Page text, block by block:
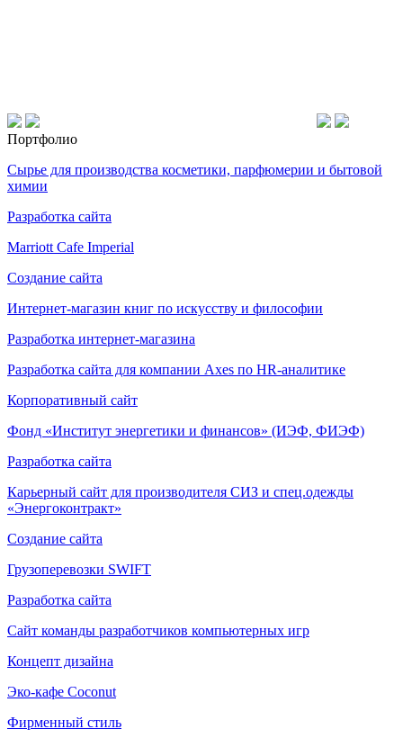
Портфолио
Сырье для производства косметики, парфюмерии и бытовой
химии
Разработка сайта
Marriott Cafe Imperial
Создание сайта
Интернет-магазин книг по искусству и философии
Разработка интернет-магазина
Разработка сайта для компании Axes по HR-аналитике
Корпоративный сайт
Фонд «Институт энергетики и финансов» (ИЭФ, ФИЭФ)
Разработка сайта
Карьерный сайт для производителя СИЗ и спец.одежды
«Энергоконтракт»
Создание сайта
Грузоперевозки SWIFT
Разработка сайта
Сайт команды разработчиков компьютерных игр
Концепт дизайна
Эко-кафе Coconut
Фирменный стиль